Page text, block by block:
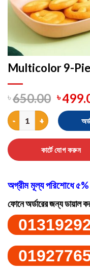
Multicolor 9-
৳650.00 ৳
Multicolor 9-Piece
কার্টে যোগ করুন
অগ্রীম মূল্য পরিশোধে ৫%
ফোনে অর্ডারের জন্য ডায়াল